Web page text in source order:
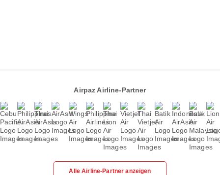
Airpaz Airline-Partner
Alle Airline-Partner anzeigen